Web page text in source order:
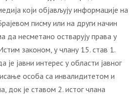
који објављују информације на
писму или на други начин
да несметано остварују права у
законом, у члану 15. став 1.
је јавни интерес у области јавног
особа са инвалидитетом и
док је ставом 2. истог члана